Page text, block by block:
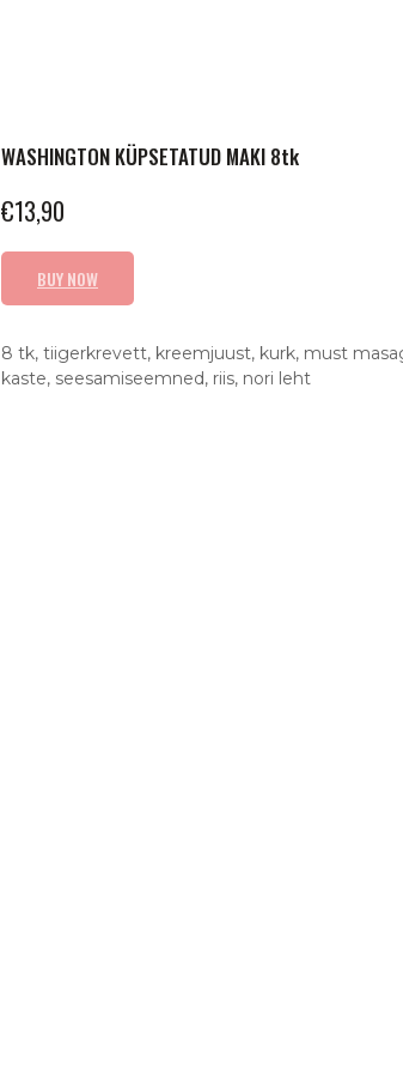
WASHINGTON KÜPSETATUD MAKI 8tk
€13,90
BUY NOW
8 tk, tiigerkrevett, kreemjuust, kurk, must
kaste, seesamiseemned, riis, nori leht